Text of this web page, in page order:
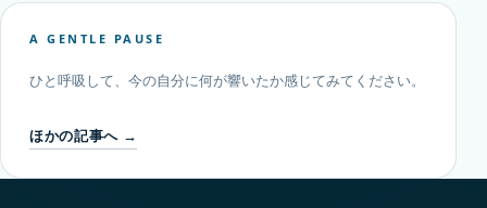
A GENTLE PAUSE
ひと呼吸して、今の自分に何が響いたか感じてみてください。
ほかの記事へ →